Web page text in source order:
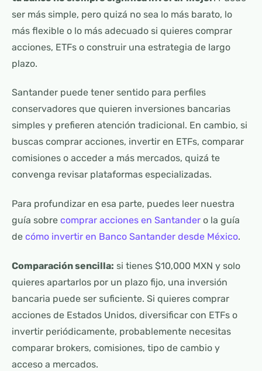
ser más simple, pero quizá no sea lo más barato, lo
más flexible o lo más adecuado si quieres comprar
acciones, ETFs o construir una estrategia de largo
plazo.
Santander puede tener sentido para perfiles
conservadores que quieren inversiones bancarias
simples y prefieren atención tradicional. En cambio, si
buscas comprar acciones, invertir en ETFs, comparar
comisiones o acceder a más mercados, quizá te
convenga revisar plataformas especializadas.
Para profundizar en esa parte, puedes leer nuestra
guía sobre comprar acciones en Santander o la guía
de cómo invertir en Banco Santander desde México.
Comparación sencilla: si tienes $10,000 MXN y solo
quieres apartarlos por un plazo fijo, una inversión
bancaria puede ser suficiente. Si quieres comprar
acciones de Estados Unidos, diversificar con ETFs o
invertir periódicamente, probablemente necesitas
comparar brokers, comisiones, tipo de cambio y
acceso a mercados.